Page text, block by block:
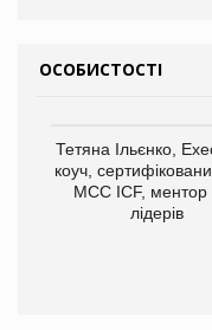
ОСОБИСТОСТІ
Тетяна Ільєнко,
коуч,
МСС ICF, ментор
лідерів